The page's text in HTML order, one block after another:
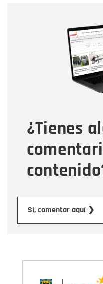
¿Tienes
Sí, comentar aquí ❯
Correo electrónico
Tipo de comentario
Mensaje